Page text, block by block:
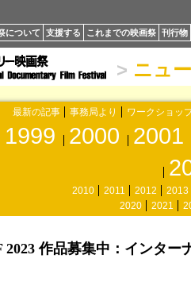
について 支援する これまでの映画祭 刊行物
> ニュ
最新の記事 事務局より ワークショッ
1999 2000 2001
2010 2011 2012
2013
2020
2021
2023 作品募集中：インター